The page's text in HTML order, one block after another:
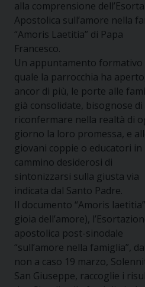
alla comprensione
Apostolica sull’amore nella
“Amoris Laetitia” di Papa
Francesco.
Un appuntamento formativo
quale la parrocchia ha
ancor di più, le porte alle
già consolidate, bisognose di
riconfermare nella realtà di
giorno la loro promessa, e
giovani coppie o educatori in
cammino desiderosi di
sintonizzarsi sulla giusta via
indicata dal Santo Padre.
Il documento “Amoris
gioia dell’amore),
apostolica post-sinodale
“sull’amore nella famiglia”,
non a caso 19 marzo,
San Giuseppe, raccoglie i